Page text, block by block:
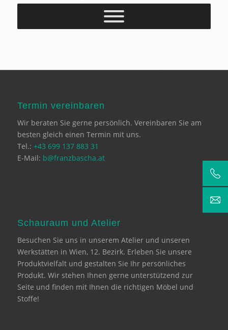
Termin vereinbaren
Wir beraten Sie gerne persönlich. Vereinbaren Sie am
besten gleich einen Termin mit uns.
Tel.: +43 699 137 883 31
E-Mail: b@franzbascha.at
Schauraum und Atelier
Besuchen Sie uns in unserem Atelier und unseren
Werkstätten in Wien, 12. Bezirk. Erleben Sie unsere
Produktvielfalt und gestalten Sie Ihr persönliches
Produkt. Wir stehen Ihnen gerne unterstützend zur
Seite und finden mit Ihnen die richtigen Möbel und
Stoffe!